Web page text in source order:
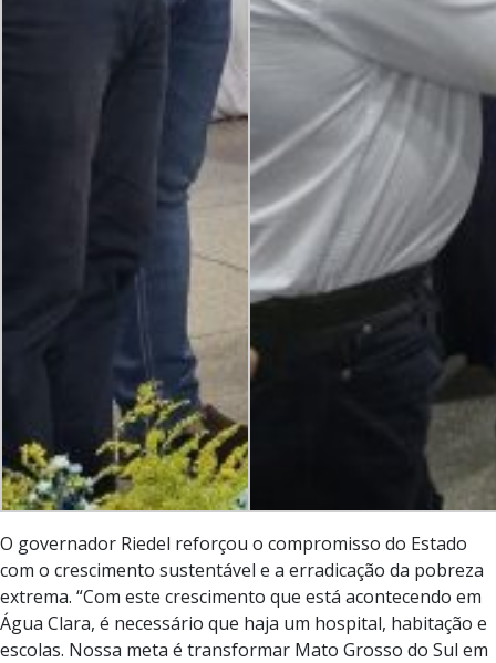
O governador Riedel reforçou o compromisso do Estado
com o crescimento sustentável e a erradicação da pobreza
extrema. “Com este crescimento que está acontecendo em
Água Clara, é necessário que haja um hospital, habitação e
escolas. Nossa meta é transformar Mato Grosso do Sul em